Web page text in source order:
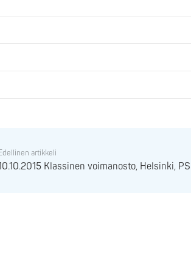
Edellinen artikkeli
Klassinen voimanosto, Helsinki,